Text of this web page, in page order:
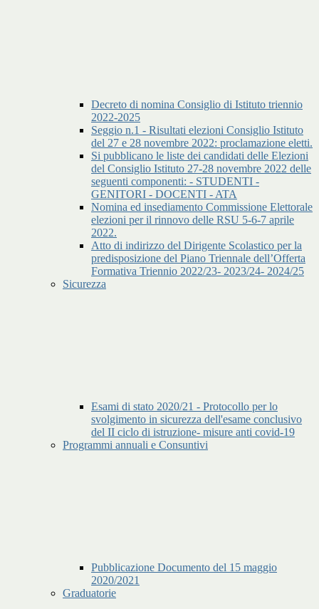
Decreto di nomina Consiglio di Istituto triennio
2022-2025
Seggio n.1 - Risultati elezioni Consiglio Istituto
del 27 e 28 novembre 2022: proclamazione eletti.
Si pubblicano le liste dei candidati delle Elezioni
del Consiglio Istituto 27-28 novembre 2022 delle
seguenti componenti: - STUDENTI -
GENITORI - DOCENTI - ATA
Nomina ed insediamento Commissione Elettorale
elezioni per il rinnovo delle RSU 5-6-7 aprile
2022.
Atto di indirizzo del Dirigente Scolastico per la
predisposizione del Piano Triennale dell’Offerta
Formativa Triennio 2022/23- 2023/24- 2024/25
Sicurezza
Esami di stato 2020/21 - Protocollo per lo
svolgimento in sicurezza dell'esame conclusivo
del II ciclo di istruzione- misure anti covid-19
Programmi annuali e Consuntivi
Pubblicazione Documento del 15 maggio
2020/2021
Graduatorie